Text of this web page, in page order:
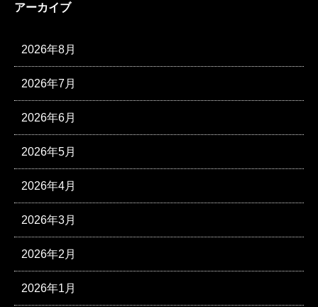
アーカイブ
2026年8月
2026年7月
2026年6月
2026年5月
2026年4月
2026年3月
2026年2月
2026年1月